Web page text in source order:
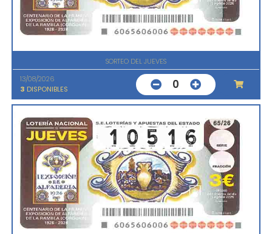
SORTEO DEL JUEVES
13/08/2026
3 DISPONIBLES 0